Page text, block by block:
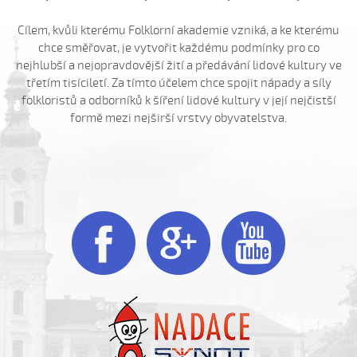
Hnalo dívča krávy (Lucie Němečková, 2013)
Hnalo dívča krávy (Nora Ondrová, 2014)
Hoja, hoja, hoja (Iva Bedřichová, 2005)
Hoja, hoja, hoja (Kateřina Hruščáková, 2008)
Hoja, hoja, hoja (Valerie Šabršulová, 2009)
Hopaj hop...
Hradišťu, Hradišťu (Dominika Musilová, 2009)
Hrajte ně husličky (Antonín Bruštík, 2006)
Hrajte ně husličky (Daniel Bruštík, 2009)
Hrajte ně husličky (Jakub Šustr, 2004)
Hrajte ně husličky (Marek Kuruc, 2014)
Hrajte ně husličky (Matouš Orlovský, 2017)
Cílem, kvůli kterému Folklorní akademie vzniká, a ke kterému
chce směřovat, je vytvořit každému podmínky pro co
nejhlubší a nejopravdovější žití a předávání lidové kultury ve
třetím tisíciletí. Za tímto účelem chce spojit nápady a síly
folkloristů a odborníků k šíření lidové kultury v její nejčistší
formě mezi nejširší vrstvy obyvatelstva.
